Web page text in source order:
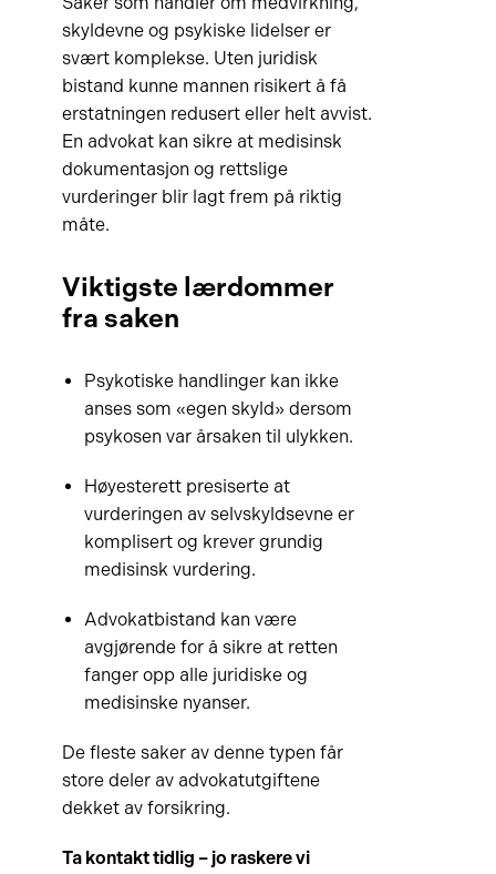
skyldevne og psykiske lidelser er
svært komplekse. Uten juridisk
bistand kunne mannen risikert å få
erstatningen redusert eller helt avvist.
En advokat kan sikre at medisinsk
dokumentasjon og rettslige
vurderinger blir lagt frem på riktig
måte.
Viktigste lærdommer
fra saken
Psykotiske handlinger kan ikke
anses som «egen skyld» dersom
psykosen var årsaken til ulykken.
Høyesterett presiserte at
vurderingen av selvskyldsevne er
komplisert og krever grundig
medisinsk vurdering.
Advokatbistand kan være
avgjørende for å sikre at retten
fanger opp alle juridiske og
medisinske nyanser.
De fleste saker av denne typen får
store deler av advokatutgiftene
dekket av forsikring.
Ta kontakt tidlig – jo raskere vi